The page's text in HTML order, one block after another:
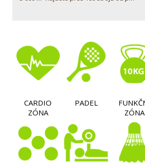
CARDIO
ZÓNA
PADEL
ZÓNA